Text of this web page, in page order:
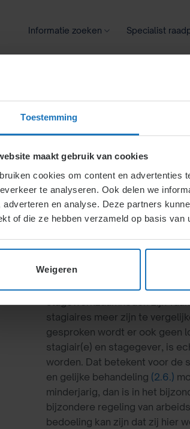
Toestemming
maakt gebruik van cookies
cookies om content en advertenties
te analyseren. Ook delen we
adverteren en analyse. Deze partners
of die ze hebben verzameld op basis van
Weigeren
Informatie zoeken Specialist
H7.
In geval van een stage-
stagewerkzaamheden zijn
stagiaires meer zijn te
gesproken wordt er ook geen
stagiair(e) en stagegever, is
worden. Dat betekent voor de
en gelijke behandeling (2.6.)
minderjarig, dan is in het
bijzondere regeling van
bedoeling kan zijn dat zij hier